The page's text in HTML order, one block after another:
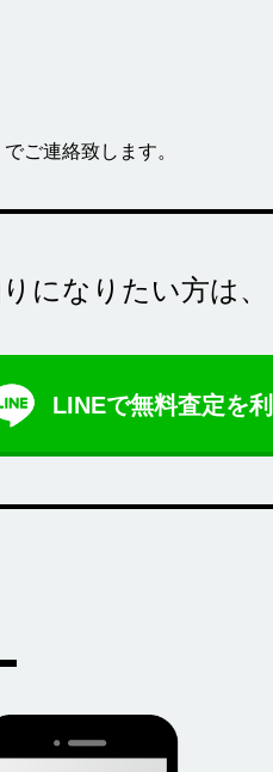
ご連絡致します。
になりたい方は、
LINEで無料査定を